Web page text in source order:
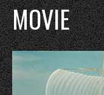
MOVIE